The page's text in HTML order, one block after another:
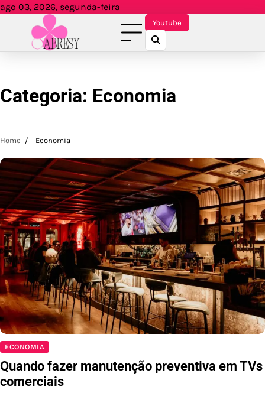
Skip
content
ago 03, 2026, segunda-feira
Youtube
Categoria: Economia
Home Economia
ECONOMIA
Quando fazer manutenção preventiva em TVs
comerciais